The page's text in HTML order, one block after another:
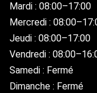
Mardi : 08:00–17:00
Mercredi :
Jeudi : 08:00–17:00
Vendredi :
Samedi : Fermé
Dimanche : Fermé